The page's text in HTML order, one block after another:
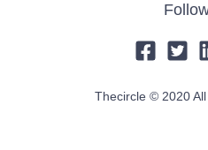
Thecircle © 2020